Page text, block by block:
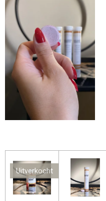
Uitverkocht